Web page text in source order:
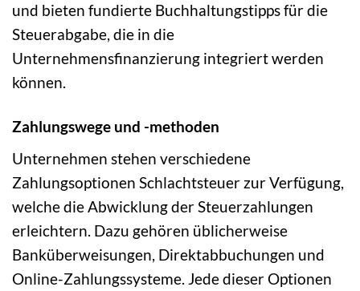
und bieten fundierte Buchhaltungstipps für die
Steuerabgabe, die in die
Unternehmensfinanzierung integriert werden
können.
Zahlungswege und -methoden
Unternehmen stehen verschiedene
Zahlungsoptionen Schlachtsteuer zur Verfügung,
welche die Abwicklung der Steuerzahlungen
erleichtern. Dazu gehören üblicherweise
Banküberweisungen, Direktabbuchungen und
Online-Zahlungssysteme. Jede dieser Optionen